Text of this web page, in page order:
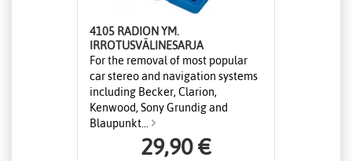
4105 RADION YM.
IRROTUSVÄLINESARJA
For the removal of most popular
car stereo and navigation systems
including Becker, Clarion,
Kenwood, Sony Grundig and
Blaupunkt...
29,90 €